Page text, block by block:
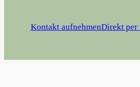
Kontakt aufnehmenDirekt per